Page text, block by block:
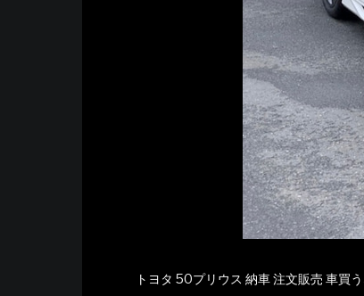
トヨタ 50プリウス 納車 注文販売 車買